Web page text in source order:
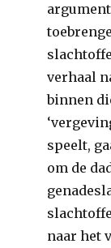
argument
verhaal
binnen
speelt,
om de
naar het